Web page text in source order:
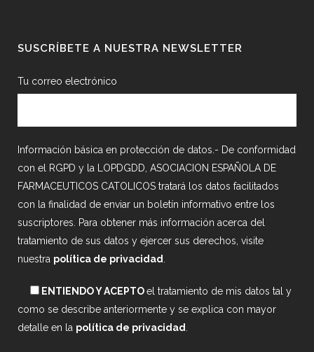
SUSCRÍBETE A NUESTRA NEWSLETTER
Tu correo electrónico
Información básica en protección de datos.- De conformidad
con el RGPD y la LOPDGDD, ASOCIACION ESPAÑOLA DE
FARMACEUTICOS CATOLICOS tratará los datos facilitados
con la finalidad de enviar un boletín informativo entre los
suscriptores. Para obtener más información acerca del
tratamiento de sus datos y ejercer sus derechos, visite
nuestra política de privacidad
ENTIENDO Y ACEPTOel tratamiento de mis datos tal y
como se describe anteriormente y se explica con mayor
detalle en la política de privacidad